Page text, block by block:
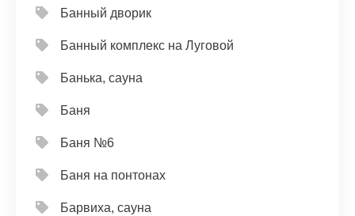
Банный дворик
Банный комплекс на Луговой
Банька, сауна
Баня
Баня №6
Баня на понтонах
Барвиха, сауна